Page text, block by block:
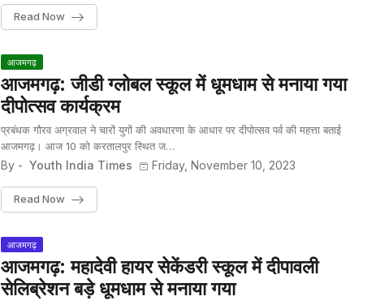
Read Now
आजमगढ़
आजमगढ़: जीडी ग्लोबल स्कूल में धूमधाम से मनाया गया
दीपोत्सव कार्यक्रम
प्रबंधक गौरव अग्रवाल ने चारों युगों की अवधारणा के आधार पर दीपोत्सव पर्व की महत्ता बताई
आजमगढ़। आज 10 को करतालपुर स्थित ज…
By - Youth India Times Friday, November 10, 2023
Read Now
आजमगढ़
आजमगढ़: महादेवी हायर सेकेंडरी स्कूल में दीपावली
सेलिब्रेशन बड़े धूमधाम से मनाया गया